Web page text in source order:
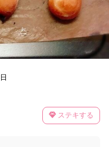
ステキする